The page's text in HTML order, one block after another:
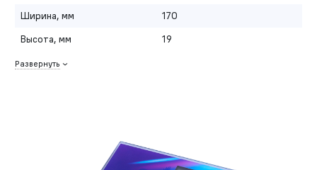
Ширина, мм
170
Высота, мм
19
Развернуть